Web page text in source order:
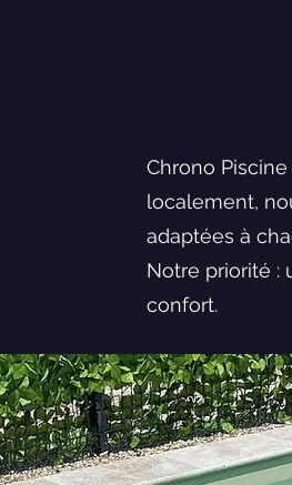
Chrono
localement,
adaptées à
Notre priorité :
confort.